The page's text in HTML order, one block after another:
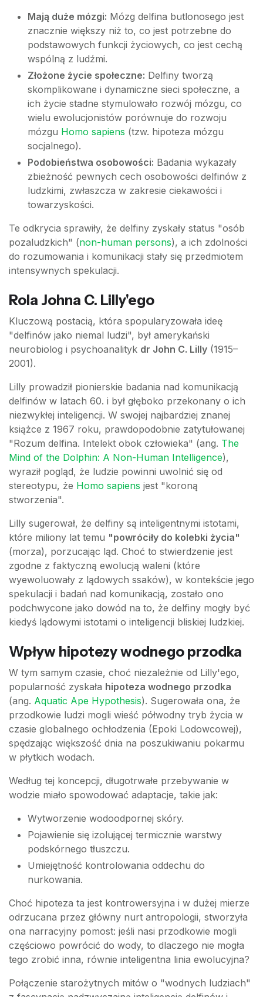
Mają duże mózgi: Mózg delfina butlonosego jest
znacznie większy niż to, co jest potrzebne do
podstawowych funkcji życiowych, co jest cechą
wspólną z ludźmi.
Złożone życie społeczne: Delfiny tworzą
skomplikowane i dynamiczne sieci społeczne, a
ich życie stadne stymulowało rozwój mózgu, co
wielu ewolucjonistów porównuje do rozwoju
mózgu Homo sapiens (tzw. hipoteza mózgu
socjalnego).
Podobieństwa osobowości: Badania wykazały
zbieżność pewnych cech osobowości delfinów z
ludzkimi, zwłaszcza w zakresie ciekawości i
towarzyskości.
Te odkrycia sprawiły, że delfiny zyskały status "osób
pozaludzkich" (non-human persons), a ich zdolności
do rozumowania i komunikacji stały się przedmiotem
intensywnych spekulacji.
Rola Johna C. Lilly'ego
Kluczową postacią, która spopularyzowała ideę
"delfinów jako niemal ludzi", był amerykański
neurobiolog i psychoanalityk dr John C. Lilly (1915–
2001).
Lilly prowadził pionierskie badania nad komunikacją
delfinów w latach 60. i był głęboko przekonany o ich
niezwykłej inteligencji. W swojej najbardziej znanej
książce z 1967 roku, prawdopodobnie zatytułowanej
"Rozum delfina. Intelekt obok człowieka" (ang. The
Mind of the Dolphin: A Non-Human Intelligence),
wyraził pogląd, że ludzie powinni uwolnić się od
stereotypu, że Homo sapiens jest "koroną
stworzenia".
Lilly sugerował, że delfiny są inteligentnymi istotami,
które miliony lat temu "powróciły do kolebki życia"
(morza), porzucając ląd. Choć to stwierdzenie jest
zgodne z faktyczną ewolucją waleni (które
wyewoluowały z lądowych ssaków), w kontekście jego
spekulacji i badań nad komunikacją, zostało ono
podchwycone jako dowód na to, że delfiny mogły być
kiedyś lądowymi istotami o inteligencji bliskiej ludzkiej.
Wpływ hipotezy wodnego przodka
W tym samym czasie, choć niezależnie od Lilly'ego,
popularność zyskała hipoteza wodnego przodka
(ang. Aquatic Ape Hypothesis). Sugerowała ona, że
przodkowie ludzi mogli wieść półwodny tryb życia w
czasie globalnego ochłodzenia (Epoki Lodowcowej),
spędzając większość dnia na poszukiwaniu pokarmu
w płytkich wodach.
Według tej koncepcji, długotrwałe przebywanie w
wodzie miało spowodować adaptacje, takie jak:
Wytworzenie wodoodpornej skóry.
Pojawienie się izolującej termicznie warstwy
podskórnego tłuszczu.
Umiejętność kontrolowania oddechu do
nurkowania.
Choć hipoteza ta jest kontrowersyjna i w dużej mierze
odrzucana przez główny nurt antropologii, stworzyła
ona narracyjny pomost: jeśli nasi przodkowie mogli
częściowo powrócić do wody, to dlaczego nie mogła
tego zrobić inna, równie inteligentna linia ewolucyjna?
Połączenie starożytnych mitów o "wodnych ludziach"